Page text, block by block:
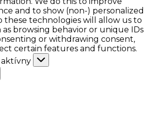
and to show (non-) personalized
these technologies will allow us to
as browsing behavior or unique IDs
or withdrawing consent,
certain features and functions.
aktívny